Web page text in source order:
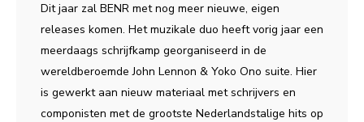
Dit jaar zal BENR met nog meer nieuwe, eigen
releases komen. Het muzikale duo heeft vorig jaar een
meerdaags schrijfkamp georganiseerd in de
wereldberoemde John Lennon & Yoko Ono suite. Hier
is gewerkt aan nieuw materiaal met schrijvers en
componisten met de grootste Nederlandstalige hits op